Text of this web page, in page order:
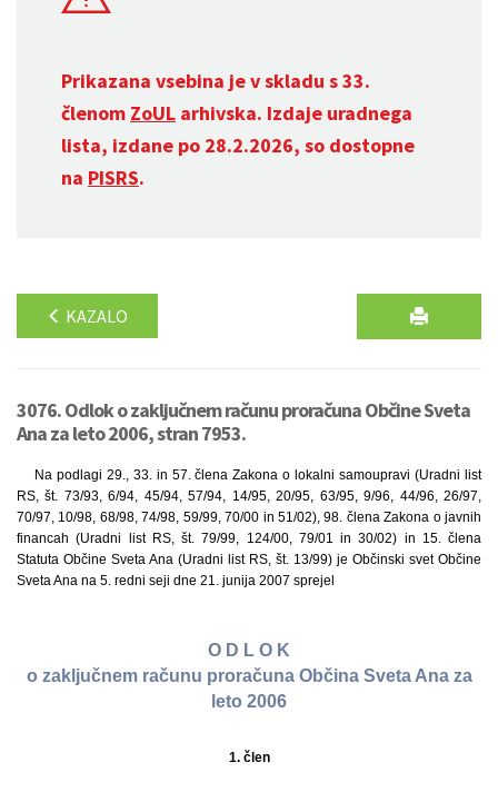
Prikazana vsebina je v skladu s 33.
členom ZoUL arhivska. Izdaje uradnega
lista, izdane po 28.2.2026, so dostopne
na PISRS.
KAZALO
3076. Odlok o zaključnem računu proračuna Občine Sveta
Ana za leto 2006, stran 7953.
Na podlagi 29., 33. in 57. člena Zakona o lokalni samoupravi (Uradni list
RS, št. 73/93, 6/94, 45/94, 57/94, 14/95, 20/95, 63/95, 9/96, 44/96, 26/97,
70/97, 10/98, 68/98, 74/98, 59/99, 70/00 in 51/02), 98. člena Zakona o javnih
financah (Uradni list RS, št. 79/99, 124/00, 79/01 in 30/02) in 15. člena
Statuta Občine Sveta Ana (Uradni list RS, št. 13/99) je Občinski svet Občine
Sveta Ana na 5. redni seji dne 21. junija 2007 sprejel
O D L O K
o zaključnem računu proračuna Občina Sveta Ana za
leto 2006
1. člen